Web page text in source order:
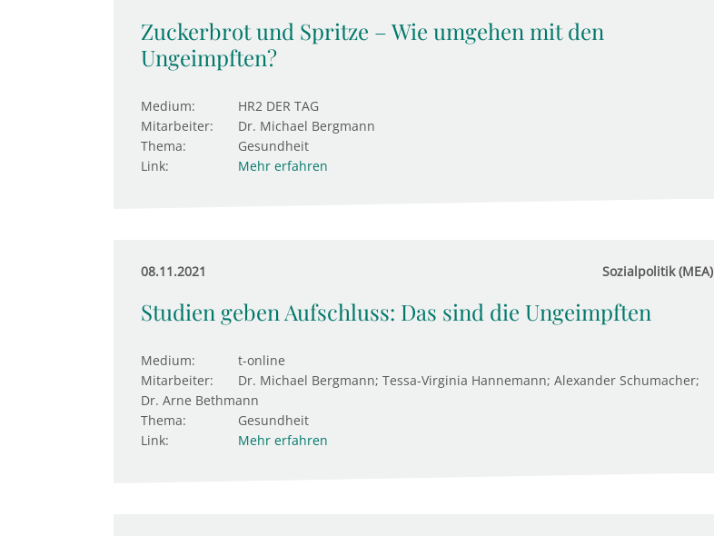
Zuckerbrot und Spritze – Wie umgehen mit den
Ungeimpften?
Medium:
HR2 DER TAG
Mitarbeiter:
Dr. Michael Bergmann
Thema:
Gesundheit
Link:
Mehr erfahren
08.11.2021 Sozialpolitik (MEA)
Studien geben Aufschluss: Das sind die Ungeimpften
Medium:
t-online
Mitarbeiter:
Dr. Michael Bergmann; Tessa-Virginia Hannemann; Alexander Schumacher;
Dr. Arne Bethmann
Thema:
Gesundheit
Link:
Mehr erfahren